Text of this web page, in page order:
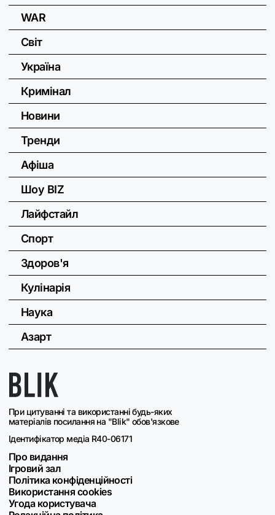
При цитуванні та використанні будь-яких
матеріалів посилання на "Blik" обов'язкове
Ідентифікатор медіа R40-06171
Про видання
Ігровий зал
Політика конфіденційності
Використання cookies
Угода користувача
WAR
Світ
Україна
Кримінал
Новини
Тренди
Афіша
Шоу BIZ
Лайфстайл
Спорт
Здоров'я
Кулінарія
Наука
Азарт